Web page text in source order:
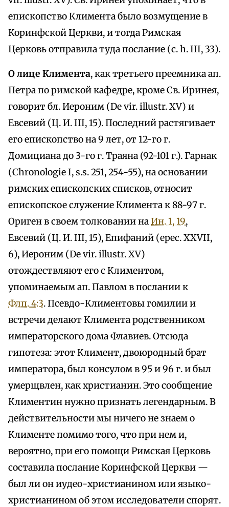
епископство Климента было возмущение в
Коринфской Церкви, и тогда Римская
Церковь отправила туда послание (с. h. III, 33).
О лице Климента, как третьего преемника ап.
Петра по римской кафедре, кроме Св. Иринея,
говорит бл. Иероним (De vir. illustr. XV) и
Евсевий (Ц. И. III, 15). Последний растягивает
его епископство на 9 лет, от 12-го г.
Домициана до 3-го г. Траяна (92-101 г.). Гарнак
(Chronologie I, s.s. 251, 254-55), на основании
римских епископских списков, относит
епископское служение Климента к 88-97 г.
Ориген в своем толковании наИн. 1, 19,
Евсевий (Ц. И. III, 15), Епифаний (ерес. XXVII,
6), Иероним (De vir. illustr. XV)
отождествляют его с Климентом,
упоминаемым ап. Павлом в послании к
Флп. 4:3. Псевдо-Климентовы гомилии и
встречи делают Климента родственником
императорского дома Флавиев. Отсюда
гипотеза: этот Климент, двоюродный брат
императора, был консулом в 95 и 96 г. и был
умерщвлен, как христианин. Это сообщение
Климентин нужно признать легендарным. В
действительности мы ничего не знаем о
Клименте помимо того, что при нем и,
вероятно, при его помощи Римская Церковь
составила послание Коринфской Церкви —
был ли он иудео-христианином или языко-
христианином об этом исследователи спорят.